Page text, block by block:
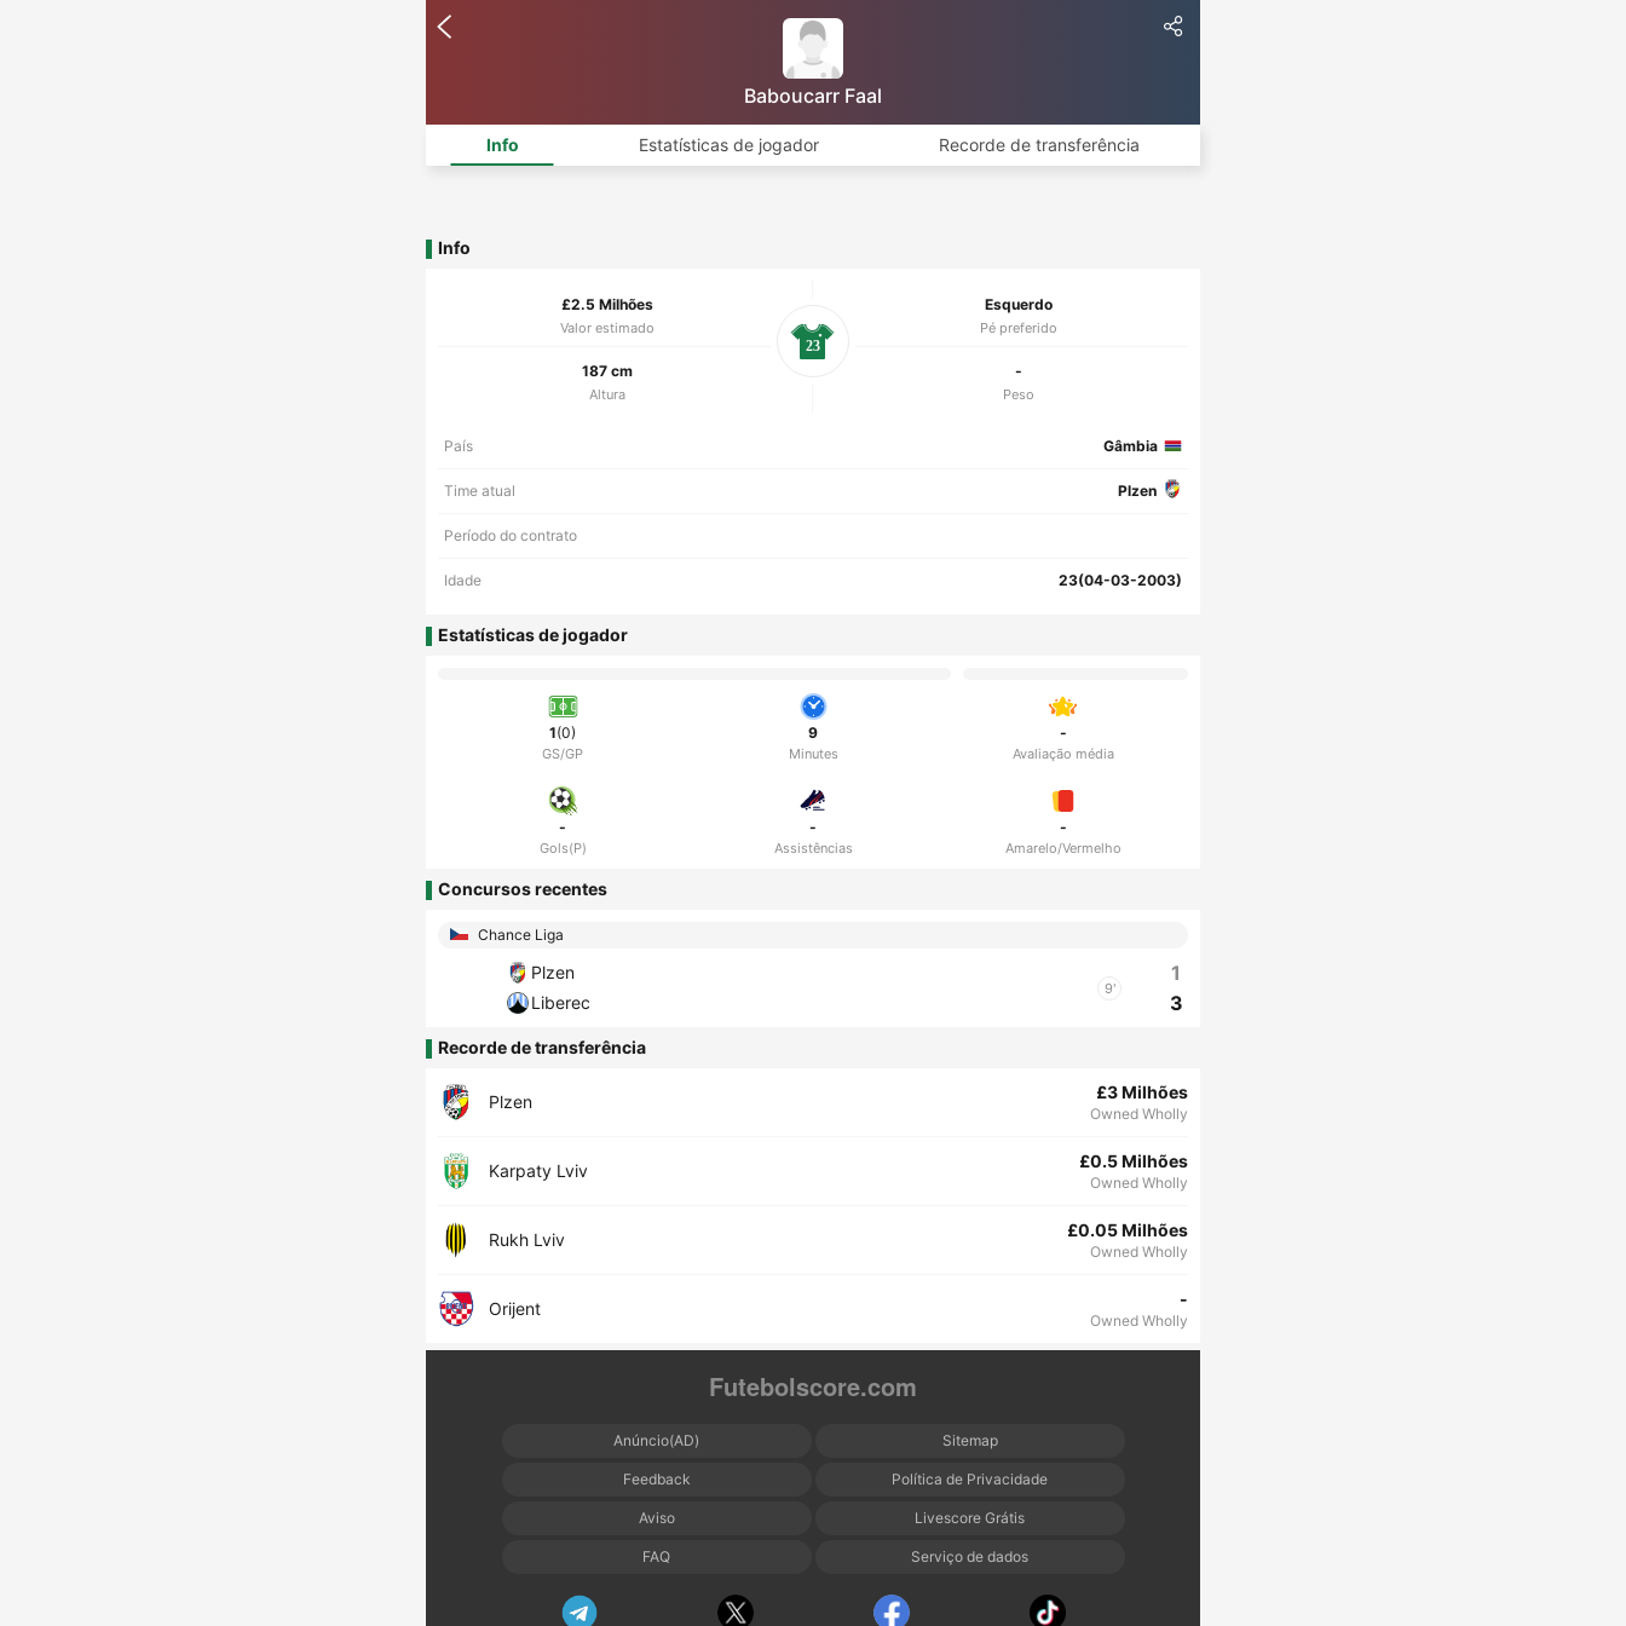
Baboucarr Faal
Info Estatísticas de jogador Recorde de transferência
Info
£2.5 Milhões
Valor estimado
Esquerdo
Pé preferido
187 cm
Altura
-
Peso
23
País Gâmbia
Time atual Plzen
Período do contrato
Idade 23(04-03-2003)
Estatísticas de jogador
1(0)
GS/GP
9
Minutes
-
Avaliação média
-
Gols(P)
-
Assistências
-
Amarelo/Vermelho
Concursos recentes
Chance Liga
Plzen
Liberec
9'
1
3
Recorde de transferência
Plzen £3 Milhões
Owned Wholly
Karpaty Lviv £0.5 Milhões
Owned Wholly
Rukh Lviv £0.05 Milhões
Owned Wholly
Orijent -
Owned Wholly
Futebolscore.com
Anúncio(AD) Sitemap
Feedback Política de Privacidade
Aviso Livescore Grátis
FAQ Serviço de dados